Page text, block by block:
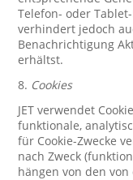
Telefon- oder
verhindert jedoch
Benachrichtigung
erhältst.
8. Cookies
JET verwendet
funktionale,
für Cookie-Zwecke
nach Zweck
hängen von den